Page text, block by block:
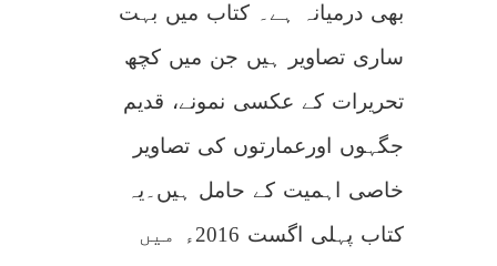
بھی درمیانہ ہے۔ کتاب میں بہت
ساری تصاویر ہیں جن میں کچھ
تحریرات کے عکسی نمونے، قدیم
جگہوں اورعمارتوں کی تصاویر
خاصی اہمیت کے حامل ہیں۔یہ
کتاب پہلی اگست 2016ء میں